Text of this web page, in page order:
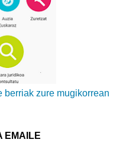
berriak zure mugikorrean
EMAILE